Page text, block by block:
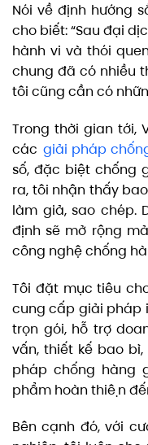
Nói về định hướng
cho biết: “Sau đại
hành vi và thói
chung đã có nhiều
tôi cũng cần có
Trong thời gian tới,
các giải pháp
số, đặc biệt chống
ra, tôi nhận thấy
làm giả, sao chép.
định sẽ mở rộng
công nghệ chống
Tôi đặt mục tiêu
cung cấp giải pháp
trọn gói, hỗ trợ
vấn, thiết kế bao
pháp chống hàng
phẩm hoàn thiện
Bên cạnh đó, với